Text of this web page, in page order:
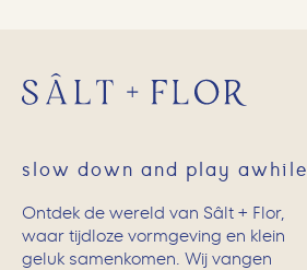
slow down and play awhile
Ontdek de wereld van Sâlt + Flor,
waar tijdloze vormgeving en klein
geluk samenkomen. Wij vangen